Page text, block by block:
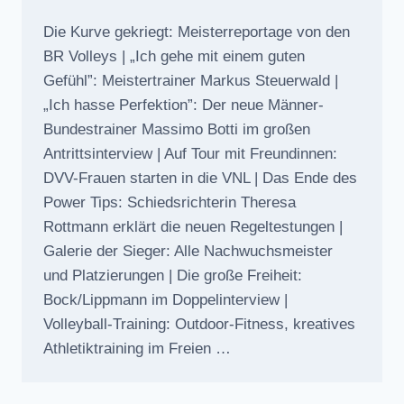
Die Kurve gekriegt: Meisterreportage von den
BR Volleys | „Ich gehe mit einem guten
Gefühl”: Meistertrainer Markus Steuerwald |
„Ich hasse Perfektion”: Der neue Männer-
Bundestrainer Massimo Botti im großen
Antrittsinterview | Auf Tour mit Freundinnen:
DVV-Frauen starten in die VNL | Das Ende des
Power Tips: Schiedsrichterin Theresa
Rottmann erklärt die neuen Regeltestungen |
Galerie der Sieger: Alle Nachwuchsmeister
und Platzierungen | Die große Freiheit:
Bock/Lippmann im Doppelinterview |
Volleyball-Training: Outdoor-Fitness, kreatives
Athletiktraining im Freien …